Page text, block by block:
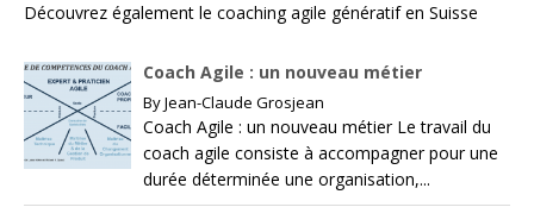
Découvrez également le coaching agile génératif en Suisse
Coach Agile : un nouveau métier
ByJean-Claude Grosjean
Coach Agile : un nouveau métier Le travail du
coach agile consiste à accompagner pour une
durée déterminée une organisation,...